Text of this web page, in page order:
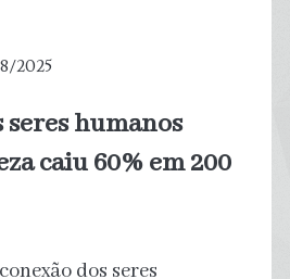
2025
seres humanos
caiu 60% em 200
dos seres